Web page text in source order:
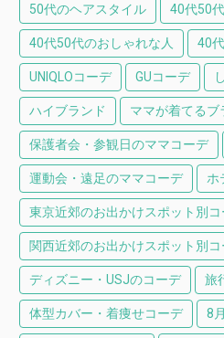
50代のヘアスタイル 40代50
40代50代のおしゃれな人 40
UNIQLOコーデ GUコーデ
ハイブランド ママが着てるブ
保護者会・参観日のママコーデ
運動会・遠足のママコーデ ホ
東京近郊のお出かけスポット別
関西近郊のお出かけスポット別
ディズニー・USJのコーデ 旅
体型カバー・着痩せコーデ 8